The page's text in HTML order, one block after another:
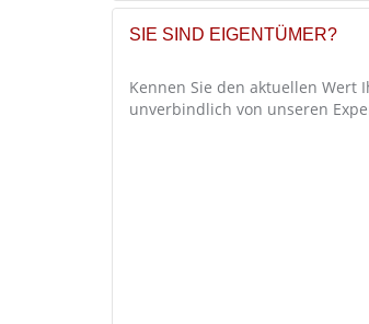
SIE SIND EIGENTÜMER?
Kennen Sie den aktuellen Wert
unverbindlich von unseren